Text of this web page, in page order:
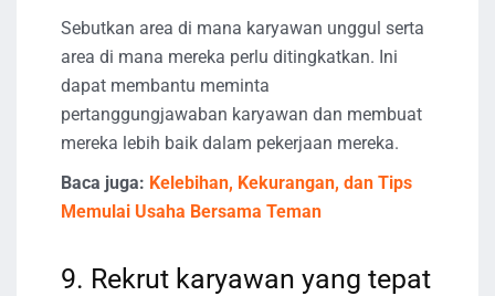
Sebutkan area di mana karyawan unggul serta
area di mana mereka perlu ditingkatkan. Ini
dapat membantu meminta
pertanggungjawaban karyawan dan membuat
mereka lebih baik dalam pekerjaan mereka.
Baca juga: Kelebihan, Kekurangan, dan Tips
Memulai Usaha Bersama Teman
9. Rekrut karyawan yang tepat